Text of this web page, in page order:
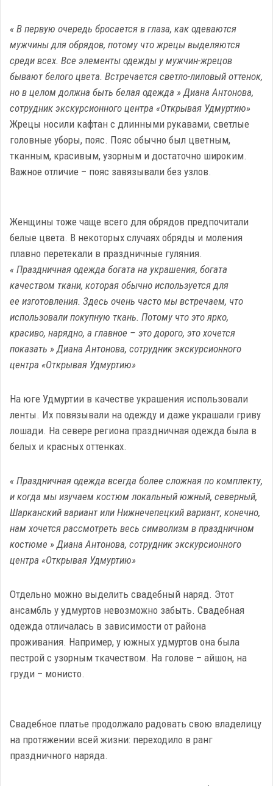
« В первую очередь бросается в глаза, как одеваются
мужчины для обрядов, потому что жрецы выделяются
среди всех. Все элементы одежды у мужчин-жрецов
бывают белого цвета. Встречается светло-лиловый оттенок,
но в целом должна быть белая одежда » Диана Антонова,
сотрудник экскурсионного центра «Открывая Удмуртию»
Жрецы носили кафтан с длинными рукавами, светлые
головные уборы, пояс. Пояс обычно был цветным,
тканным, красивым, узорным и достаточно широким.
Важное отличие – пояс завязывали без узлов.
Женщины тоже чаще всего для обрядов предпочитали
белые цвета. В некоторых случаях обряды и моления
плавно перетекали в праздничные гуляния.
« Праздничная одежда богата на украшения, богата
качеством ткани, которая обычно используется для
ее изготовления. Здесь очень часто мы встречаем, что
использовали покупную ткань. Потому что это ярко,
красиво, нарядно, а главное – это дорого, это хочется
показать » Диана Антонова, сотрудник экскурсионного
центра «Открывая Удмуртию»
На юге Удмуртии в качестве украшения использовали
ленты. Их повязывали на одежду и даже украшали гриву
лошади. На севере региона праздничная одежда была в
белых и красных оттенках.
« Праздничная одежда всегда более сложная по комплекту,
и когда мы изучаем костюм локальный южный, северный,
Шарканский вариант или Нижнечепецкий вариант, конечно,
нам хочется рассмотреть весь символизм в праздничном
костюме » Диана Антонова, сотрудник экскурсионного
центра «Открывая Удмуртию»
Отдельно можно выделить свадебный наряд. Этот
ансамбль у удмуртов невозможно забыть. Свадебная
одежда отличалась в зависимости от района
проживания. Например, у южных удмуртов она была
пестрой с узорным ткачеством. На голове – айшон, на
груди – монисто.
Свадебное платье продолжало радовать свою владелицу
на протяжении всей жизни: переходило в ранг
праздничного наряда.